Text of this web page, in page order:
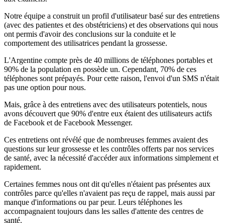
Notre équipe a construit un profil d'utilisateur basé sur des entretiens
(avec des patientes et des obstétriciens) et des observations qui nous
ont permis d'avoir des conclusions sur la conduite et le
comportement des utilisatrices pendant la grossesse.
L'Argentine compte près de 40 millions de téléphones portables et
90% de la population en possède un. Cependant, 70% de ces
téléphones sont prépayés. Pour cette raison, l'envoi d'un SMS n'était
pas une option pour nous.
Mais, grâce à des entretiens avec des utilisateurs potentiels, nous
avons découvert que 90% d'entre eux étaient des utilisateurs actifs
de Facebook et de Facebook Messenger.
Ces entretiens ont révélé que de nombreuses femmes avaient des
questions sur leur grossesse et les contrôles offerts par nos services
de santé, avec la nécessité d'accéder aux informations simplement et
rapidement.
Certaines femmes nous ont dit qu'elles n'étaient pas présentes aux
contrôles parce qu'elles n'avaient pas reçu de rappel, mais aussi par
manque d'informations ou par peur. Leurs téléphones les
accompagnaient toujours dans les salles d'attente des centres de
santé.